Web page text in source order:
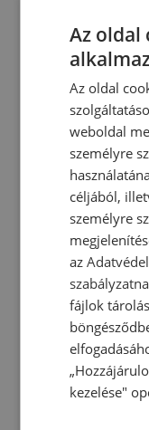
Az
Az oldal
weboldal
személyre
céljából,
személyre
az
fájlok
kezelése"